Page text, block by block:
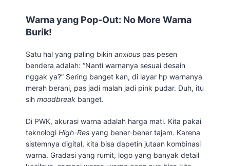
Warna yang Pop-Out: No More Warna
Burik!
Satu hal yang paling bikin anxious pas pesen
bendera adalah: “Nanti warnanya sesuai desain
nggak ya?” Sering banget kan, di layar hp warnanya
merah berani, pas jadi malah jadi pink pudar. Duh, itu
sih moodbreak banget.
Di PWK, akurasi warna adalah harga mati. Kita pakai
teknologi High-Res yang bener-bener tajam. Karena
sistemnya digital, kita bisa dapetin jutaan kombinasi
warna. Gradasi yang rumit, logo yang banyak detail